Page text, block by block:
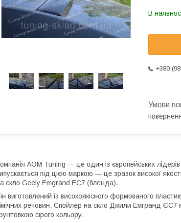
В
+380
AOM Tuning — це один із європейських
під цією маркою — це зразок високої
скло Geely Emgrand EС7 (бленда).
виготовлений із високоякісного формованого
речовин. Спойлер на скло Джили Емгранд ЄС7
сірого кольору.